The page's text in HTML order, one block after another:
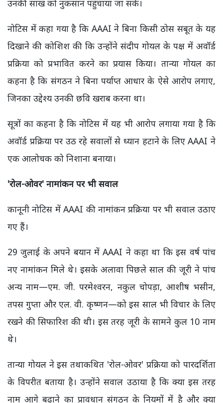
उनकी साख को नुकसान पहुंचाया जा सके।
नोटिस में कहा गया है कि AAAI ने बिना किसी ठोस सबूत के यह
दिखाने की कोशिश की कि उन्होंने संदीप गोयल के पक्ष में अवॉर्ड
प्रक्रिया को प्रभावित करने का प्रयास किया। तान्या गोयल का
कहना है कि संगठन ने बिना पर्याप्त आधार के ऐसे आरोप लगाए,
जिनका उद्देश्य उनकी छवि खराब करना था।
सूत्रों का कहना है कि नोटिस में यह भी आरोप लगाया गया है कि
अवॉर्ड प्रक्रिया पर उठ रहे सवालों से ध्यान हटाने के लिए AAAI ने
एक आलोचक को निशाना बनाया।
'रोल-ओवर' नामांकन पर भी सवाल
कानूनी नोटिस में AAAI की नामांकन प्रक्रिया पर भी सवाल उठाए
गए हैं।
29 जुलाई के अपने बयान में AAAI ने कहा था कि इस वर्ष पांच
नए नामांकन मिले थे। इसके अलावा पिछले साल की जूरी ने पांच
अन्य नाम—एम. जी. परमेश्वरन, नकुल चोपड़ा, आशीष भसीन,
तपस गुप्ता और एल. वी. कृष्णन—को इस साल भी विचार के लिए
रखने की सिफारिश की थी। इस तरह जूरी के सामने कुल 10 नाम
थे।
तान्या गोयल ने इस तथाकथित 'रोल-ओवर' प्रक्रिया को पारदर्शिता
के विपरीत बताया है। उन्होंने सवाल उठाया है कि क्या इस तरह
नाम आगे बढ़ाने का प्रावधान संगठन के नियमों में है और क्या